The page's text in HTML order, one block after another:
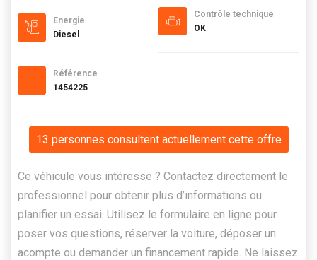
Energie
Diesel
Référence
1454225
Contrôle technique
OK
13 personnes consultent actuellement cette offre
Ce véhicule vous intéresse ? Contactez directement le
professionnel pour obtenir plus d’informations ou
planifier un essai. Utilisez le formulaire en ligne pour
poser vos questions, réserver la voiture, déposer un
acompte ou demander un financement rapide. Ne laissez